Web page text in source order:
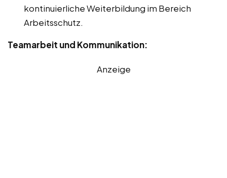
kontinuierliche Weiterbildung im Bereich
Arbeitsschutz.
Teamarbeit und Kommunikation:
Anzeige